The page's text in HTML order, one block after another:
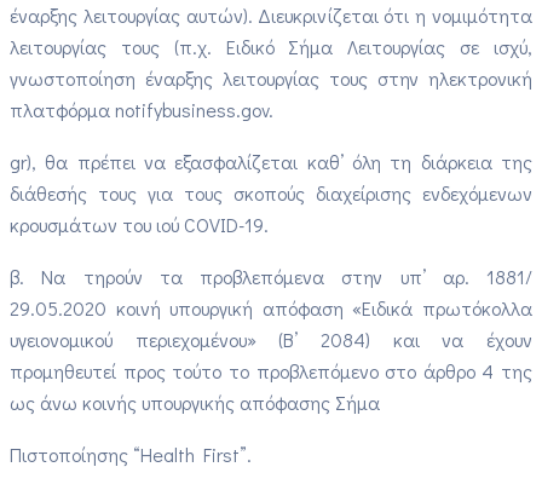
έναρξης λειτουργίας αυτών). Διευκρινίζεται ότι η νομιμότητα
λειτουργίας τους (π.χ. Ειδικό Σήμα Λειτουργίας σε ισχύ,
γνωστοποίηση έναρξης λειτουργίας τους στην ηλεκτρονική
πλατφόρμα notifybusiness.gov.
gr), θα πρέπει να εξασφαλίζεται καθ’ όλη τη διάρκεια της
διάθεσής τους για τους σκοπούς διαχείρισης ενδεχόμενων
κρουσμάτων του ιού COVID-19.
β. Να τηρούν τα προβλεπόμενα στην υπ’ αρ. 1881/
29.05.2020 κοινή υπουργική απόφαση «Ειδικά πρωτόκολλα
υγειονομικού περιεχομένου» (Β’ 2084) και να έχουν
προμηθευτεί προς τούτο το προβλεπόμενο στο άρθρο 4 της
ως άνω κοινής υπουργικής απόφασης Σήμα
Πιστοποίησης “Health First”.